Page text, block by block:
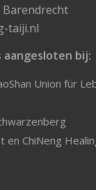
taiji.nl
aangesloten bij:
Union für
en ChiNeng